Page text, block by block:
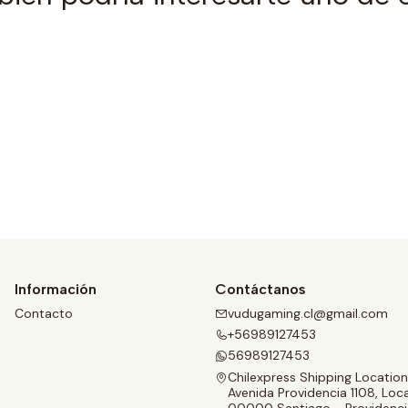
Información
Contacto
Contáctanos
vudugaming.cl@gmail.com
+56989127453
56989127453
Chilexpress Shipping Location
Avenida Providencia 1108,